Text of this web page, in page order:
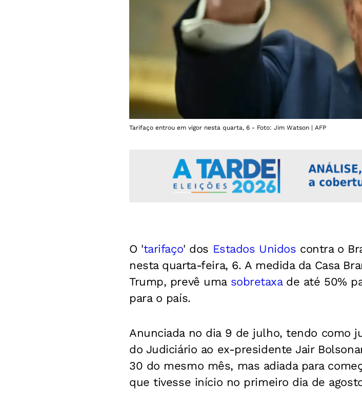
Tarifaço entrou em vigor nesta quarta, 6 - Foto: Jim Watson | AFP
O 'tarifaço' dos Estados Unidos contra o
nesta quarta-feira, 6. A medida da Casa
Trump, prevê uma sobretaxade até 50%
para o país.
Anunciada no dia 9 de julho, tendo como
do Judiciário ao ex-presidente Jair
30 do mesmo mês, mas adiada para
que tivesse início no primeiro dia de